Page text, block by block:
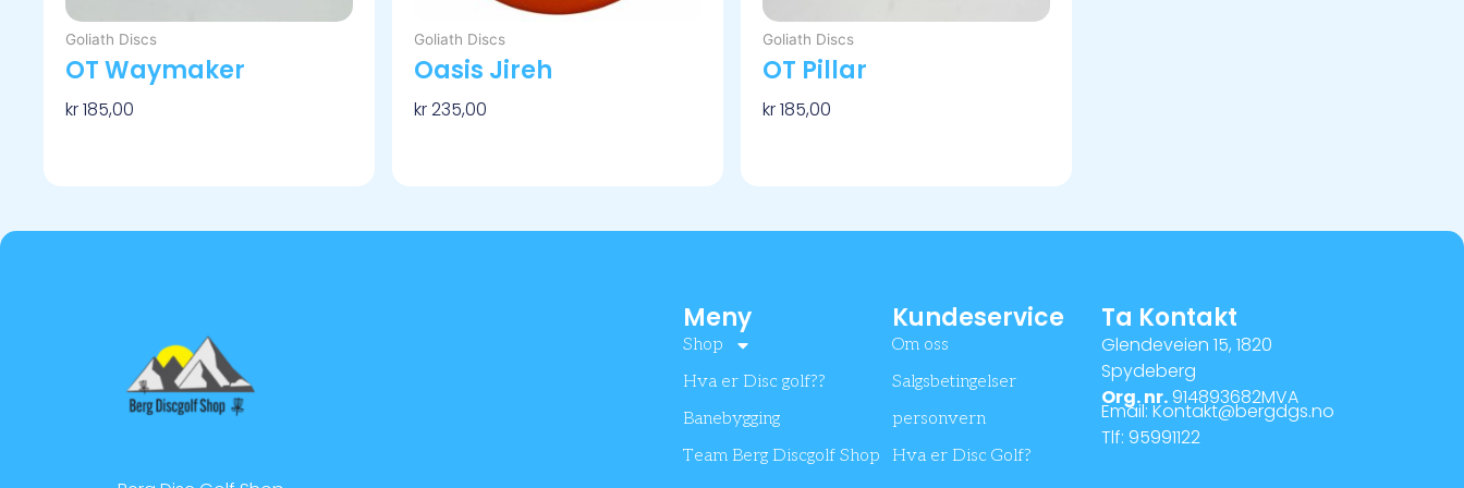
Goliath Discs
OT Waymaker
kr185,00
Goliath Discs
Oasis Jireh
kr235,00
Goliath Discs
OT Pillar
kr185,00
Meny
Shop
Hva er Disc golf??
Banebygging
Team Berg Discgolf Shop
Kundeservice
Om oss
Salgsbetingelser
personvern
Hva er Disc Golf?
Ta Kontakt
Glendeveien 15, 1820
Spydeberg
Org. nr.914893682MVA
Email: Kontakt@bergdgs.no
Tlf: 95991122